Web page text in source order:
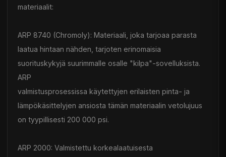
materiaalit:
ARP 8740 (Chromoly): Materiaali, joka tarjoaa parasta
laatua hintaan nähden, tarjoten erinomaisia
suorituskykyjä suurimmalle osalle "kilpa"-sovelluksista.
ARP
valmistusprosessissa käytettyjen erilaisten pinta- ja
lämpökäsittelyjen ansiosta tämän materiaalin vetolujuus
on tyypillisesti 200 000 psi.
ARP 2000: Valmistettu korkealaatuisesta